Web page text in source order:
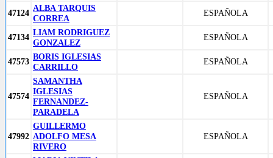
47124 ALBA TARQUIS
CORREA
ESPAÑOLA
47134 LIAM RODRIGUEZ
GONZALEZ
ESPAÑOLA
47573 BORIS IGLESIAS
CARRILLO
ESPAÑOLA
47574
SAMANTHA
IGLESIAS
FERNANDEZ-
PARADELA
ESPAÑOLA
47992
GUILLERMO
ADOLFO MESA
RIVERO
ESPAÑOLA